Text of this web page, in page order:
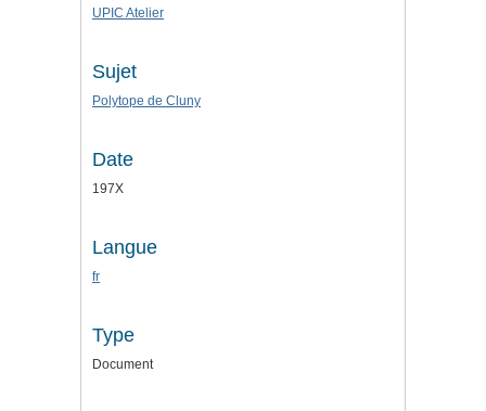
UPIC Atelier
Sujet
Polytope de Cluny
Date
197X
Langue
fr
Type
Document